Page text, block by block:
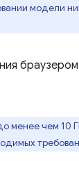
модели
менее чем 10